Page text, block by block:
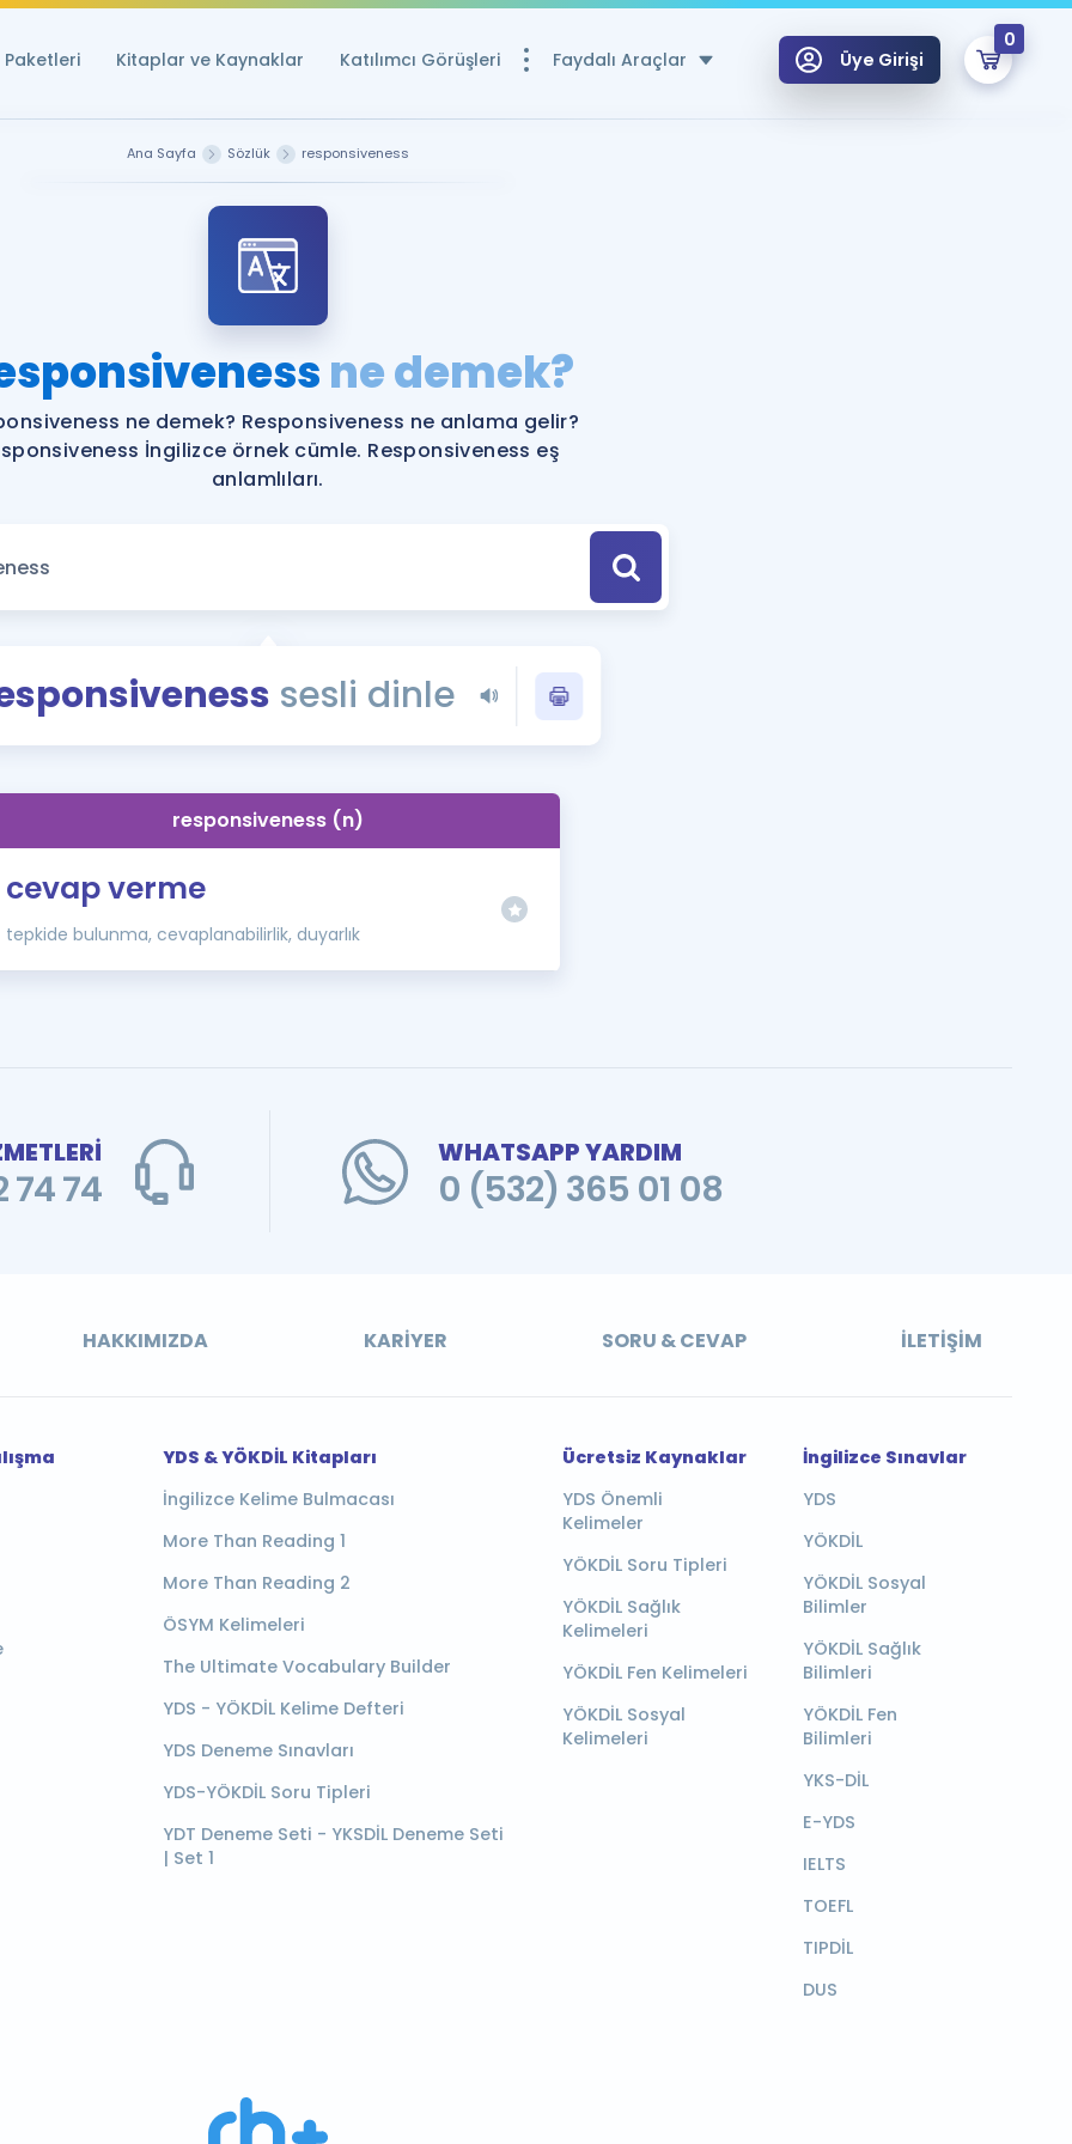
Paketleri Kitaplar ve Kaynaklar Katılımcı Görüşleri Faydalı Araçlar
Ücretsiz Kaynaklar
YDS ve YÖKDİL için Ücretsiz Kaynaklar
YDS ve YÖKDİL Puan Hesaplama Aracı
YDS ve YÖKDİL'e Hazırlananlar için Öneriler
Eğitim ve Kitaplara Özel Fırsatlar
YDS - YÖKDİL Tüm Sınavlarla İlgili Haberler
İngilizce Gramer
İngilizce Gramer ve Konu Anlatımı
Üye Girişi
0
Remzi Hoca ile seni sınava hazırlayacak onlarca eğitim seni bekliyor!
Ana Sayfa Sözlük responsiveness
ne demek?
ne demek? Responsiveness ne anlama gelir?
İngilizce örnek cümle. Responsiveness eş
anlamlıları.
sesli dinle
responsiveness (n)
cevap verme
tepkide bulunma, cevaplanabilirlik, duyarlık
74
WHATSAPP YARDIM
0 (532) 365 01 08
HAKKIMIZDA KARIYER SORU & CEVAP İLETIŞIM
YDS & YÖKDİL Kitapları
İngilizce Kelime Bulmacası
More Than Reading 1
More Than Reading 2
ÖSYM Kelimeleri
The Ultimate Vocabulary Builder
YDS - YÖKDİL Kelime Defteri
YDS Deneme Sınavları
YDS-YÖKDİL Soru Tipleri
YDT Deneme Seti - YKSDİL Deneme Seti
| Set 1
Ücretsiz Kaynaklar
YDS Önemli
Kelimeler
YÖKDİL Soru Tipleri
YÖKDİL Sağlık
Kelimeleri
YÖKDİL Fen Kelimeleri
YÖKDİL Sosyal
Kelimeleri
İngilizce Sınavlar
YDS
YÖKDİL
YÖKDİL Sosyal
Bilimler
YÖKDİL Sağlık
Bilimleri
YÖKDİL Fen
Bilimleri
YKS-DİL
E-YDS
IELTS
TOEFL
TIPDİL
DUS